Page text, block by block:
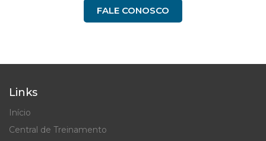
FALE CONOSCO
Links
Início
Central de Treinamento